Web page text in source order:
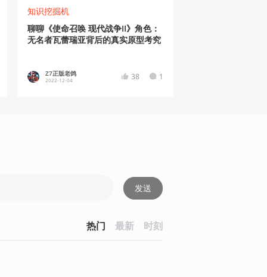
知识挖掘机
聊聊《使命召唤 现代战争II》角色：
无名者瓦蕾瑞亚背后的真实原型考究
Z7正版老鸽
2022-12-04 38 1
发送
热门 最新 时刻